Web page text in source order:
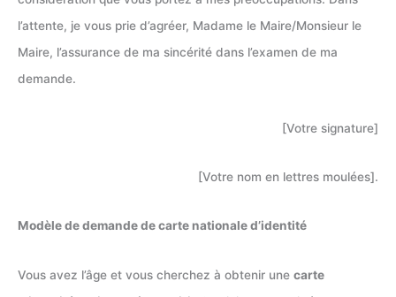
l’attente, je vous prie d’agréer, Madame le Maire/Monsieur le
Maire, l’assurance de ma sincérité dans l’examen de ma
demande.
[Votre signature]
[Votre nom en lettres moulées].
Modèle de demande de carte nationale d’identité
Vous avez l’âge et vous cherchez à obtenir une carte